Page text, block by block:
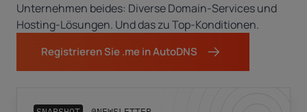
Unternehmen beides: Diverse Domain-Services und
Hosting-Lösungen. Und das zu Top-Konditionen.
Registrieren Sie .me in AutoDNS